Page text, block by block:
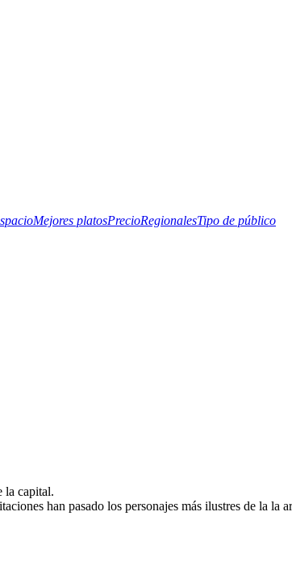
Mejores platosPrecioRegionalesTipo de público
la capital.
han pasado los personajes más ilustres de la la